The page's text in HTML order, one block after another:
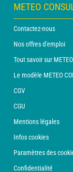
METEO
Contactez-nous
Nos offres d'emploi
Tout savoir sur
Le modèle METEO
CGV
CGU
Mentions légales
Infos cookies
Paramètres des
Confidentialité